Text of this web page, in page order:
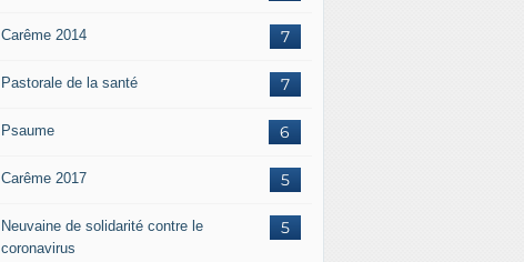
7
Carême 2014
7
Pastorale de la santé
6
Psaume
5
Carême 2017
5
Neuvaine de solidarité contre le
coronavirus